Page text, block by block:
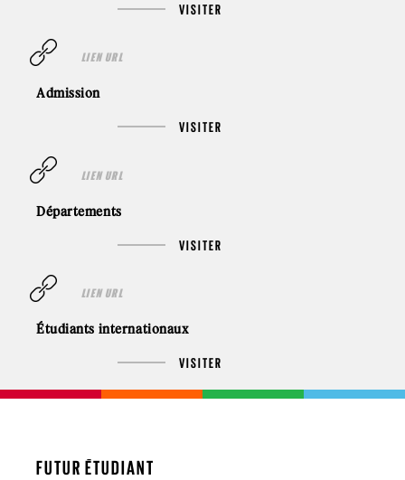
VISITER
LIEN URL
Admission
VISITER
LIEN URL
Départements
VISITER
LIEN URL
Étudiants internationaux
VISITER
FUTUR ÉTUDIANT